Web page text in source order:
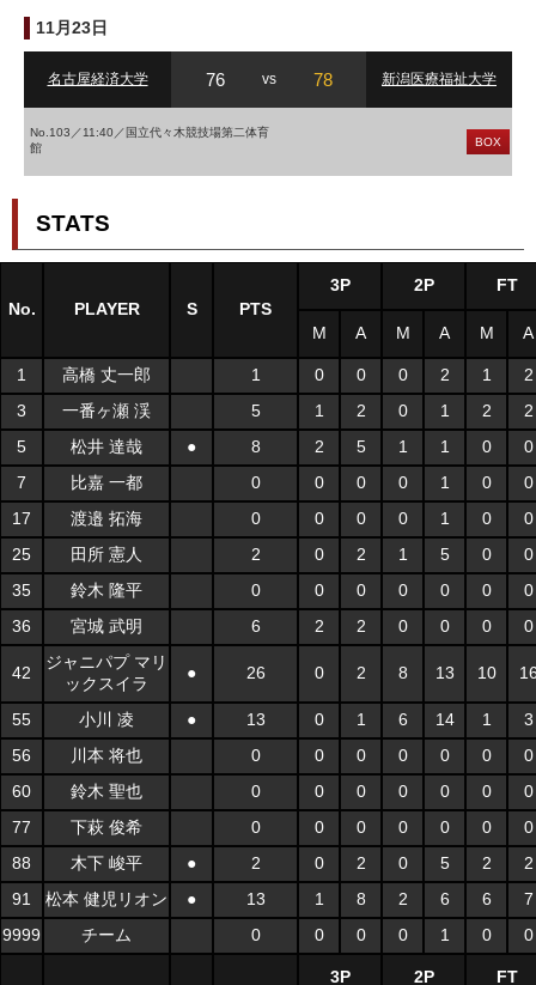
11月23日
名古屋経済大学 76 vs 78 新潟医療福祉大学
No.103／11:40／国立代々木競技場第二体育
館
BOX
STATS
No. PLAYER S PTS
3P 2P FT
M A M A M A
1 高橋 丈一郎 1 0 0 0 2 1
2
3
一番ヶ瀬 渓 5 1 2 0 1 2
2
5
松井 達哉 ● 8 2 5 1 1 0
0
7
比嘉 一都 0 0 0 0 1 0
0
17
渡邉 拓海 0 0 0 0 1 0
0
25
田所 憲人 2 0 2 1 5 0
0
35
鈴木 隆平 0 0 0 0 0 0
0
36
宮城 武明 6 2 2 0 0 0 0
42
ジャニパプ マリ
ックスイラ
● 26 0 2 8 13 10
55 小川 凌 ● 13 0 1 6 14 1
3
56
川本 将也 0 0 0 0 0 0
0
60
鈴木 聖也 0 0 0 0 0 0
0
77
下萩 俊希 0 0 0 0 0 0
0
88
木下 峻平 ● 2 0 2 0 5 2
2
91
松本 健児リオン ● 13 1 8 2 6 6
7
9999
チーム 0 0 0 0 1 0 0
3P 2P FT